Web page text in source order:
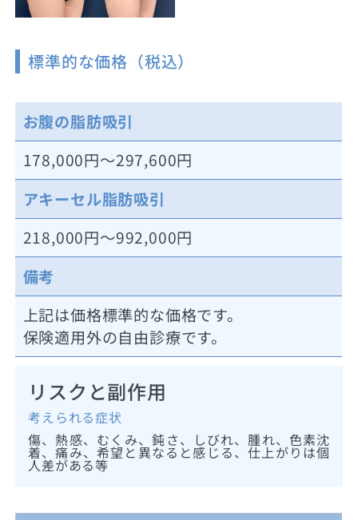
標準的な価格（税込）
お腹の脂肪吸引
178,000円～297,600円
アキーセル脂肪吸引
218,000円～992,000円
備考
上記は価格標準的な価格です。
保険適用外の自由診療です。
リスクと副作用
考えられる症状
傷、熱感、むくみ、鈍さ、しびれ、腫れ、色素沈
着、痛み、希望と異なると感じる、仕上がりは個
人差がある等